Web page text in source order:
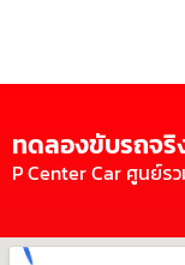
ทดลองขับรถจ
P Center Car ศูนย์